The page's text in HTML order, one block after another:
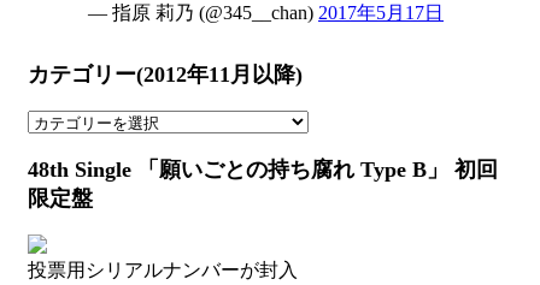
— 指原 莉乃 (@345__chan) 2017年5月17日
カテゴリー(2012年11月以降)
カ
ゴ
リ
(2012
年
48th Single 「願いごとの持ち腐れ Type B」 初回
限定盤
投票用シリアルナンバーが封入